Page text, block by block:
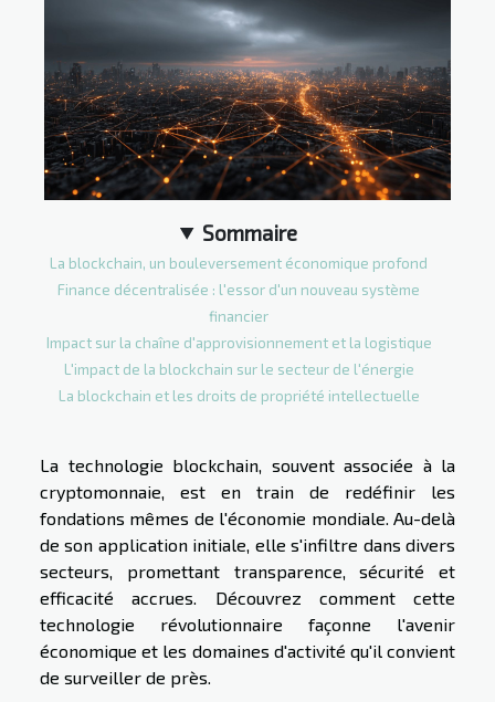
Sommaire
La blockchain, un bouleversement économique profond
Finance décentralisée : l'essor d'un nouveau système
financier
Impact sur la chaîne d'approvisionnement et la logistique
L'impact de la blockchain sur le secteur de l'énergie
La blockchain et les droits de propriété intellectuelle
La technologie blockchain, souvent associée à la
cryptomonnaie, est en train de redéfinir les
fondations mêmes de l'économie mondiale. Au-delà
de son application initiale, elle s'infiltre dans divers
secteurs, promettant transparence, sécurité et
efficacité accrues. Découvrez comment cette
technologie révolutionnaire façonne l'avenir
économique et les domaines d'activité qu'il convient
de surveiller de près.